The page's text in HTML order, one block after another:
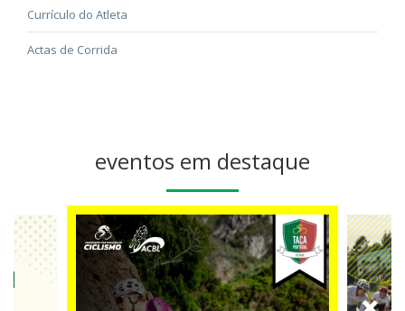
Currículo do Atleta
Actas de Corrida
eventos em destaque